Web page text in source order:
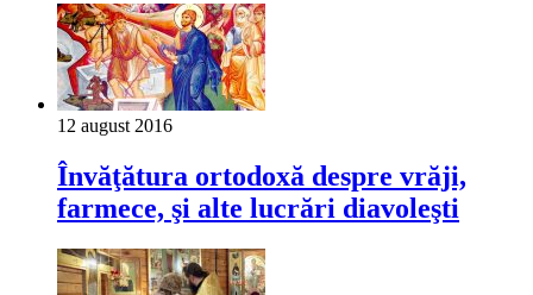
12 august 2016
Învăţătura ortodoxă despre vrăji,
farmece, şi alte lucrări diavoleşti